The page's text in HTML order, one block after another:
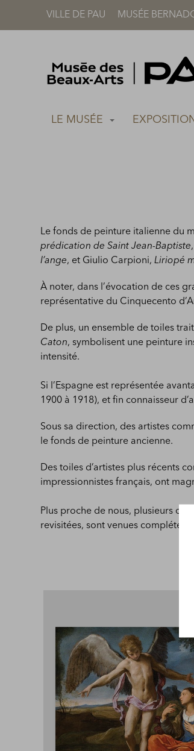
VILLE DE PAU MUSÉE
LE MUSÉE
Le fonds de peinture italienne du
prédication de Saint Jean-Baptiste
l’ange, et Giulio Carpioni,Liriopé
À noter, dans l’évocation de ces
représentative du Cinquecento
De plus, un ensemble de toiles
Caton, symbolisent une peinture
intensité.
Si l’Espagne est représentée
1900 à 1918), et fin connaisseur
Sous sa direction, des artistes
le fonds de peinture ancienne.
Des toiles d’artistes plus récents
impressionnistes français, ont
Plus proche de nous, plusieurs
revisitées, sont venues compléter